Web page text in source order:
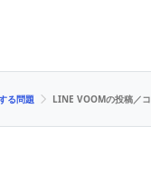
る問題 LINE VOOMの投稿／